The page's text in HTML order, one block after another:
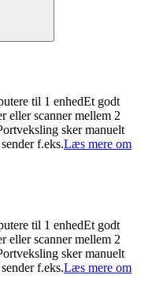
til 1 enhedEt godt
eller scanner mellem 2
sker manuelt
f.eks.Læs mere om
til 1 enhedEt godt
eller scanner mellem 2
sker manuelt
f.eks.Læs mere om